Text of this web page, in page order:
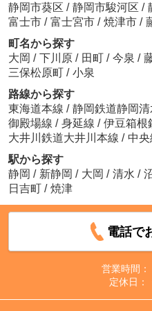
静岡市葵区 / 静岡市駿河区 /
富士市 / 富士宮市 / 焼津市 /
町名から探す
大岡 / 下川原 / 田町 / 今泉 /
三保松原町 / 小泉
路線から探す
東海道本線 / 静岡鉄道静岡清
御殿場線 / 身延線 / 伊豆箱根
大井川鉄道大井川本線 / 中央
駅から探す
静岡 / 新静岡 / 大岡 / 清水 /
日吉町 / 焼津
電話で
営業時間：
定休日：